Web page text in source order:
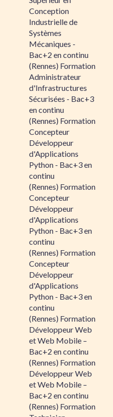
Conception
Industrielle de
Systèmes
Mécaniques -
Bac+2 en continu
(Rennes) Formation
Administrateur
d'Infrastructures
Sécurisées - Bac+3
en continu
(Rennes) Formation
Concepteur
Développeur
d'Applications
Python - Bac+3 en
continu
(Rennes) Formation
Concepteur
Développeur
d'Applications
Python - Bac+3 en
continu
(Rennes) Formation
Concepteur
Développeur
d'Applications
Python - Bac+3 en
continu
(Rennes) Formation
Développeur Web
et Web Mobile –
Bac+2 en continu
(Rennes) Formation
Développeur Web
et Web Mobile –
Bac+2 en continu
(Rennes) Formation